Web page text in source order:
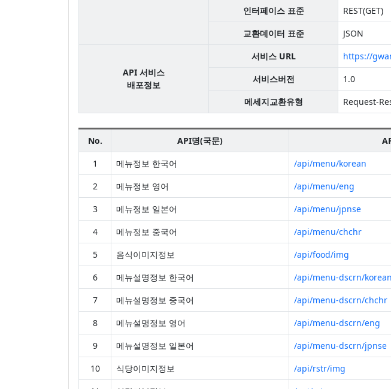
인터페이스 표준
REST(GET)
교환데이터 표준
JSON
API 서비스
배포정보
서비스 URL
https://
서비스버전
1.0
메세지교환유형
Request-
No. API명(국문)
1
메뉴정보 한국어 /api/menu/korean
2
메뉴정보 영어 /api/menu/eng
3
메뉴정보 일본어 /api/menu/jpnse
4
메뉴정보 중국어 /api/menu/chchr
5
음식이미지정보 /api/food/img
6
메뉴설명정보 한국어 /api/menu-dscrn/korean
7
메뉴설명정보 중국어 /api/menu-dscrn/chchr
8
메뉴설명정보 영어 /api/menu-dscrn/eng
9
메뉴설명정보 일본어 /api/menu-dscrn/jpnse
10
식당이미지정보 /api/rstr/img